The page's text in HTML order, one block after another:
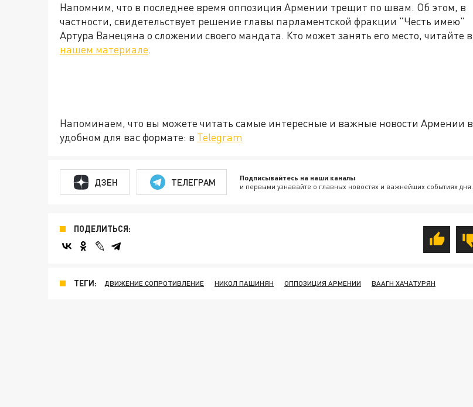
Напомним, что в последнее время оппозиция Армении трещит по швам. Об этом, в
частности, свидетельствует решение главы парламентской фракции "Честь имею"
Артура Ванецяна о сложении своего мандата. Кто может занять его место, читайте в
нашем материале.
Напоминаем, что вы можете читать самые интересные и важные новости Армении в
удобном для вас формате: в Telegram
ДЗЕН ТЕЛЕГРАМ Подписывайтесь на наши каналы
и первыми узнавайте о главных новостях и важнейших событиях дня.
ПОДЕЛИТЬСЯ:
ТЕГИ: ДВИЖЕНИЕ СОПРОТИВЛЕНИЕ НИКОЛ ПАШИНЯН ОППОЗИЦИЯ АРМЕНИИ ВААГН ХАЧАТУРЯН